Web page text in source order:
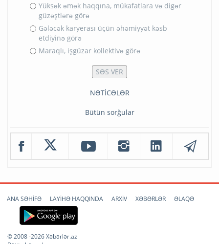
Yüksək əmək haqqına, mükafatlara və digər
güzəştlərə görə
Gələcək karyerası üçün əhəmiyyət kəsb
etdiyinə görə
Maraqlı, işgüzar kollektivə görə
NƏTİCƏLƏR
Bütün sorğular
ANA SƏHİFƏ LAYİHƏ HAQQINDA ARXİV XƏBƏRLƏR ƏLAQƏ
© 2008 -2026 Xəbərlər.az